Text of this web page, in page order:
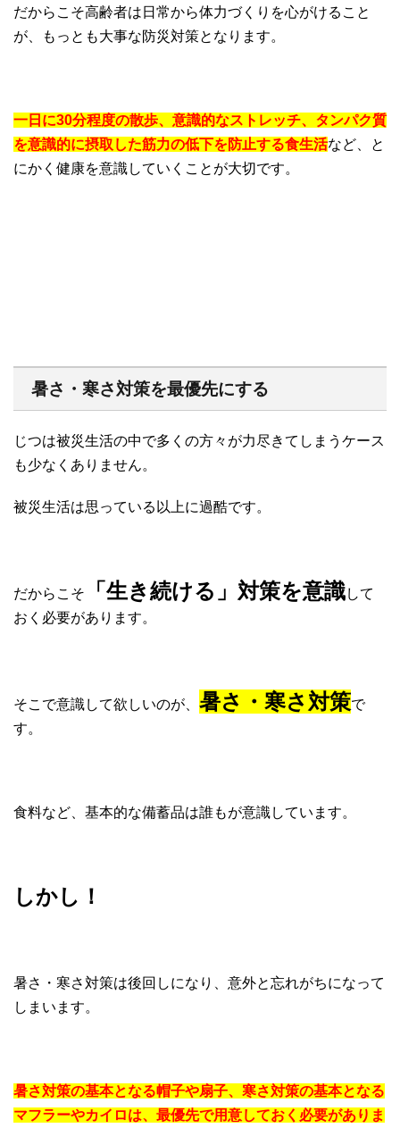
だからこそ高齢者は日常から体力づくりを心がけること
が、もっとも大事な防災対策となります。
一日に30分程度の散歩、意識的なストレッチ、タンパク質
を意識的に摂取した筋力の低下を防止する食生活など、と
にかく健康を意識していくことが大切です。
暑さ・寒さ対策を最優先にする
じつは被災生活の中で多くの方々が力尽きてしまうケース
も少なくありません。
被災生活は思っている以上に過酷です。
だからこそ 「生き続ける」対策を意識して
おく必要があります。
そこで意識して欲しいのが、 暑さ・寒さ対策で
す。
食料など、基本的な備蓄品は誰もが意識しています。
しかし！
暑さ・寒さ対策は後回しになり、意外と忘れがちになって
しまいます。
暑さ対策の基本となる帽子や扇子、寒さ対策の基本となる
マフラーやカイロは、最優先で用意しておく必要がありま